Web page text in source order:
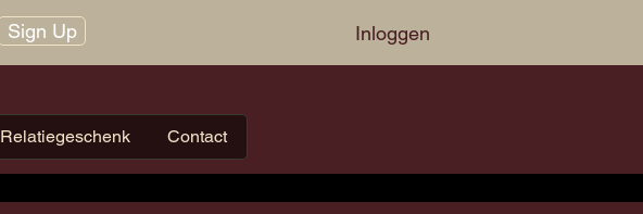
Sign Up Inloggen
Relatiegeschenk Contact